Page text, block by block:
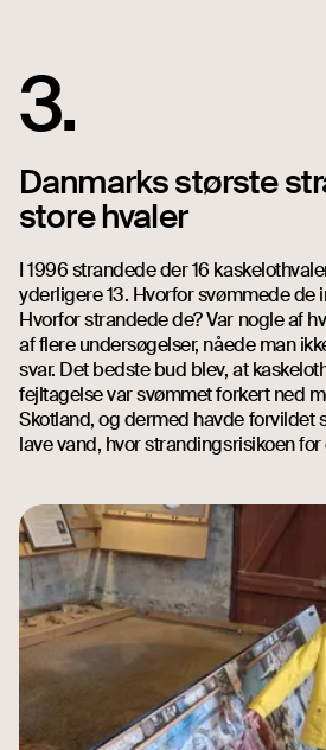
3.
Danmarks største
store hvaler
I 1996 strandede der 16
yderligere 13. Hvorfor svømmede de
Hvorfor strandede de? Var nogle af
af flere undersøgelser, nåede man
svar. Det bedste bud blev, at
fejltagelse var svømmet forkert ned
Skotland, og dermed havde forvildet
lave vand, hvor strandingsrisikoen